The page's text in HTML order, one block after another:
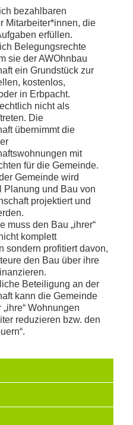
bezahlbaren
Mitarbeiter*innen, die
erfüllen.
Belegungsrechte
sie der AWOhnbau
ein Grundstück zur
kostenlos,
in Erbpacht.
nicht als
Die
übernimmt die
mit
für die Gemeinde.
Gemeinde wird
Planung und Bau von
projektiert und
muss den Bau „ihrer“
komplett
sondern profitiert davon,
den Bau über ihre
Beteiligung an der
kann die Gemeinde
Wohnungen
reduzieren bzw. den